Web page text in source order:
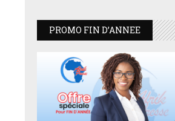
PROMO FIN D’ANNEE